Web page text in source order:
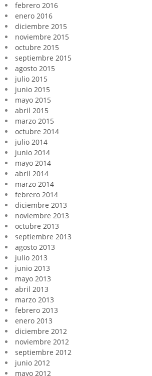
febrero 2016
enero 2016
diciembre 2015
noviembre 2015
octubre 2015
septiembre 2015
agosto 2015
julio 2015
junio 2015
mayo 2015
abril 2015
marzo 2015
octubre 2014
julio 2014
junio 2014
mayo 2014
abril 2014
marzo 2014
febrero 2014
diciembre 2013
noviembre 2013
octubre 2013
septiembre 2013
agosto 2013
julio 2013
junio 2013
mayo 2013
abril 2013
marzo 2013
febrero 2013
enero 2013
diciembre 2012
noviembre 2012
septiembre 2012
junio 2012
mayo 2012